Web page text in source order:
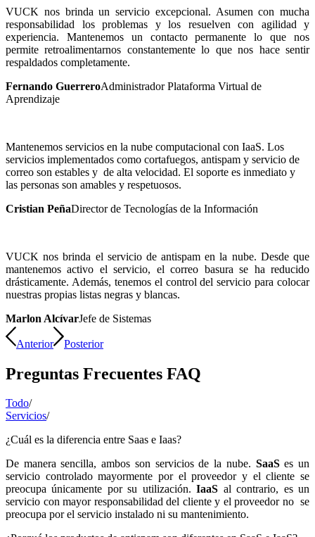
VUCK nos brinda un servicio excepcional. Asumen con mucha
responsabilidad los problemas y los resuelven con agilidad y
experiencia. Mantenemos un contacto permanente lo que nos
permite retroalimentarnos constantemente lo que nos hace sentir
respaldados completamente.
Fernando GuerreroAdministrador Plataforma Virtual de
Aprendizaje
Mantenemos servicios en la nube computacional con IaaS. Los
servicios implementados como cortafuegos, antispam y servicio de
correo son estables y de alta velocidad. El soporte es inmediato y
las personas son amables y respetuosos.
Cristian PeñaDirector de Tecnologías de la Información
VUCK nos brinda el servicio de antispam en la nube. Desde que
mantenemos activo el servicio, el correo basura se ha reducido
drásticamente. Además, tenemos el control del servicio para colocar
nuestras propias listas negras y blancas.
Marlon AlcívarJefe de Sistemas
Anterior Posterior
Preguntas Frecuentes FAQ
Todo/
Servicios/
¿Cuál es la diferencia entre Saas e Iaas?
De manera sencilla, ambos son servicios de la nube. SaaSes un
servicio controlado mayormente por el proveedor y el cliente se
preocupa únicamente por su utilización.IaaS al contrario, es un
servicio con mayor responsabilidad del cliente y el proveedor no se
preocupa por el servicio instalado ni su mantenimiento.